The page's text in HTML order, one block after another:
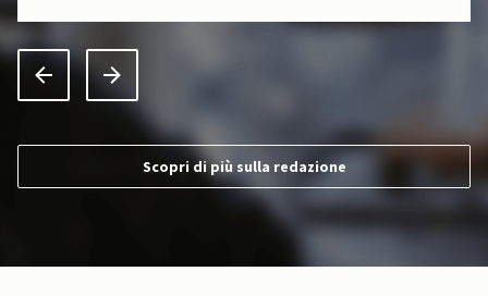
Scopri di più sulla redazione